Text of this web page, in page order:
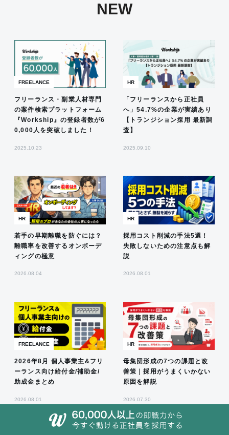
NEW
FREELANCE
フリーランス・副業人材専門
の案件検索プラットフォーム
『Workship』の登録者数が6
0,000人を突破しました！
2025.10.23
HR
「フリーランスから正社員
へ」54.7%の企業が実績あり
【トランジション採用 最新調
査】
2025.09.10
HR
若手の早期離職を防ぐには？
離職率を改善するオンボーデ
ィングの極意
2026.08.04
HR
採用コスト削減の手法5選！
失敗しないための注意点も解
説
2026.08.01
FREELANCE
2026年8月 個人事業主&フリ
ーランス向け給付金/補助金/
助成金まとめ
2026.08.01
HR
母集団形成の7つの課題と改
善策｜採用がうまくいかない
原因を解説
2026.07.30